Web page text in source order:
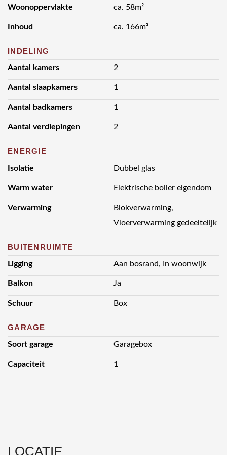
Woonoppervlakte ca. 58m²
Inhoud ca. 166m³
INDELING
Aantal kamers 2
Aantal slaapkamers 1
Aantal badkamers 1
Aantal verdiepingen 2
ENERGIE
Isolatie Dubbel glas
Warm water Elektrische boiler eigendom
Verwarming
Blokverwarming,
Vloerverwarming gedeeltelijk
BUITENRUIMTE
Ligging Aan bosrand, In woonwijk
Balkon Ja
Schuur Box
GARAGE
Soort garage Garagebox
Capaciteit 1
LOCATIE